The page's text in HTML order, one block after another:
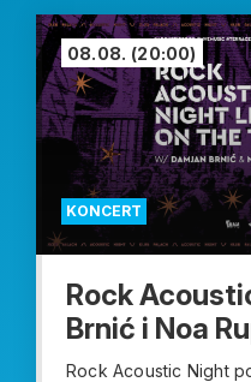
KONCERT
08.08. (20:00)
Rock
Brnić i Noa
Rock Acoustic Night